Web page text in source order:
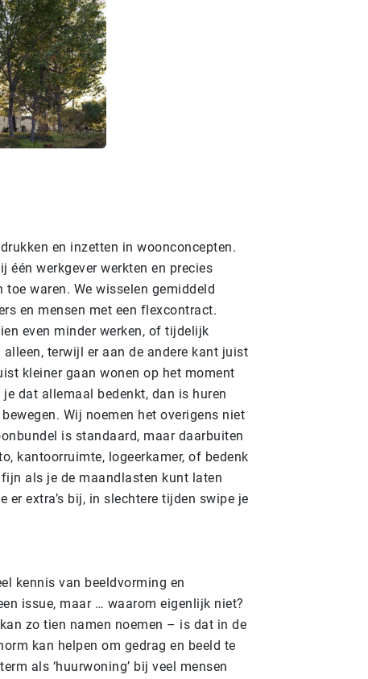
en inzetten in woonconcepten.
werkgever werkten en precies
waren. We wisselen gemiddeld
en mensen met een flexcontract.
even minder werken, of tijdelijk
terwijl er aan de andere kant juist
kleiner gaan wonen op het moment
dat allemaal bedenkt, dan is huren
Wij noemen het overigens niet
is standaard, maar daarbuiten
kantoorruimte, logeerkamer, of bedenk
als je de maandlasten kunt laten
extra’s bij, in slechtere tijden swipe je
kennis van beeldvorming en
issue, maar … waarom eigenlijk niet?
zo tien namen noemen – is dat in de
kan helpen om gedrag en beeld te
als ‘huurwoning’ bij veel mensen